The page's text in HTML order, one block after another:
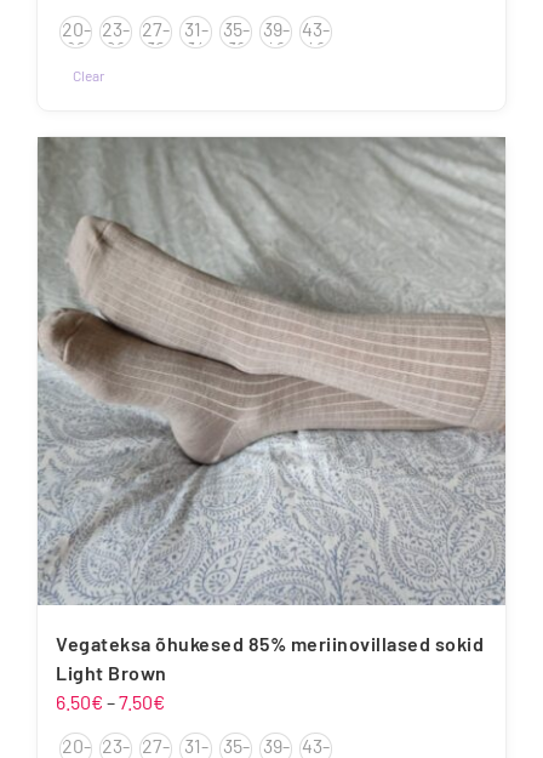
5.85€
kuni
20-
22
23-
26
27-
30
31-
34
35-
38
39-
42
43-
46
Clear
tootel
varianti.
Valikuid
saab
teha
tootelehel.
Vegateksa õhukesed 85% meriinovillased sokid
Light Brown
6.50€ –7.50€
6.50€
20- 23- 27-
31-
35- 39- 43-